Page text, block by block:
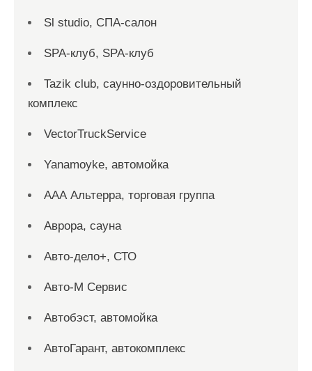
Sl studio, СПА-салон
SPA-клуб, SPA-клуб
Tazik club, саунно-оздоровительный
комплекс
VectorTruckService
Yanamoyke, автомойка
ААА Альтерра, торговая группа
Аврора, сауна
Авто-дело+, СТО
Авто-М Сервис
Автобэст, автомойка
АвтоГарант, автокомплекс